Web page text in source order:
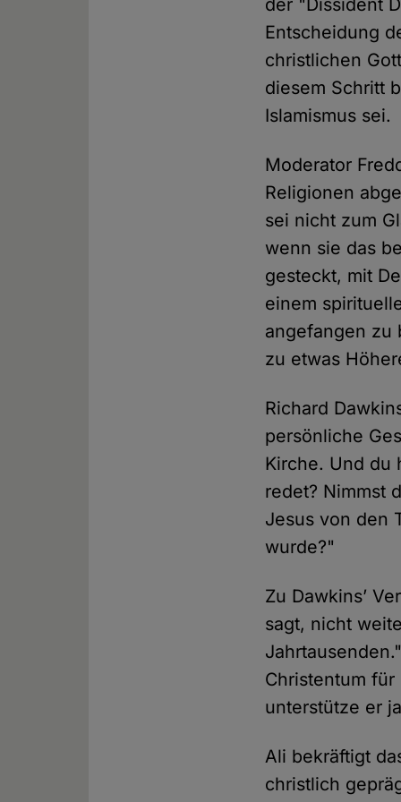
der "Dissident
Entscheidung
christlichen
diesem Schritt
Islamismus sei.
Moderator
Religionen
sei nicht zum
wenn sie das
gesteckt, mit
einem
angefangen zu
zu etwas
Richard
persönliche
Kirche. Und du
redet? Nimmst
Jesus von den
wurde?"
Zu Dawkins’
sagt, nicht
Christentum
unterstütze er
Ali bekräftigt
christlich